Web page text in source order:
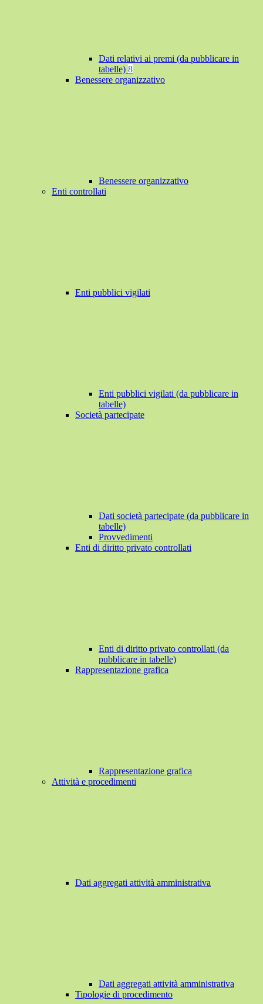
Dati relativi ai premi (da pubblicare in
tabelle) 8
Benessere organizzativo
Benessere organizzativo
Enti controllati
Enti pubblici vigilati
Enti pubblici vigilati (da pubblicare in
tabelle)
Società partecipate
Dati società partecipate (da pubblicare in
tabelle)
Provvedimenti
Enti di diritto privato controllati
Enti di diritto privato controllati (da
pubblicare in tabelle)
Rappresentazione grafica
Rappresentazione grafica
Attività e procedimenti
Dati aggregati attività amministrativa
Dati aggregati attività amministrativa
Tipologie di procedimento